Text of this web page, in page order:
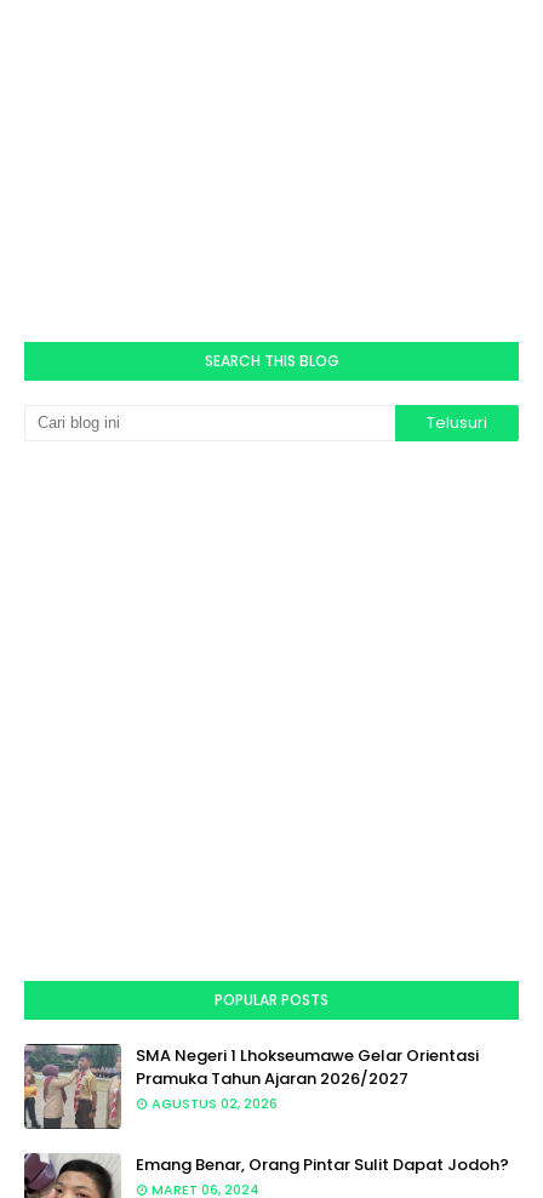
SEARCH THIS BLOG
POPULAR POSTS
SMA Negeri 1 Lhokseumawe Gelar Orientasi
Pramuka Tahun Ajaran 2026/2027
AGUSTUS 02, 2026
Emang Benar, Orang Pintar Sulit Dapat Jodoh?
MARET 06, 2024